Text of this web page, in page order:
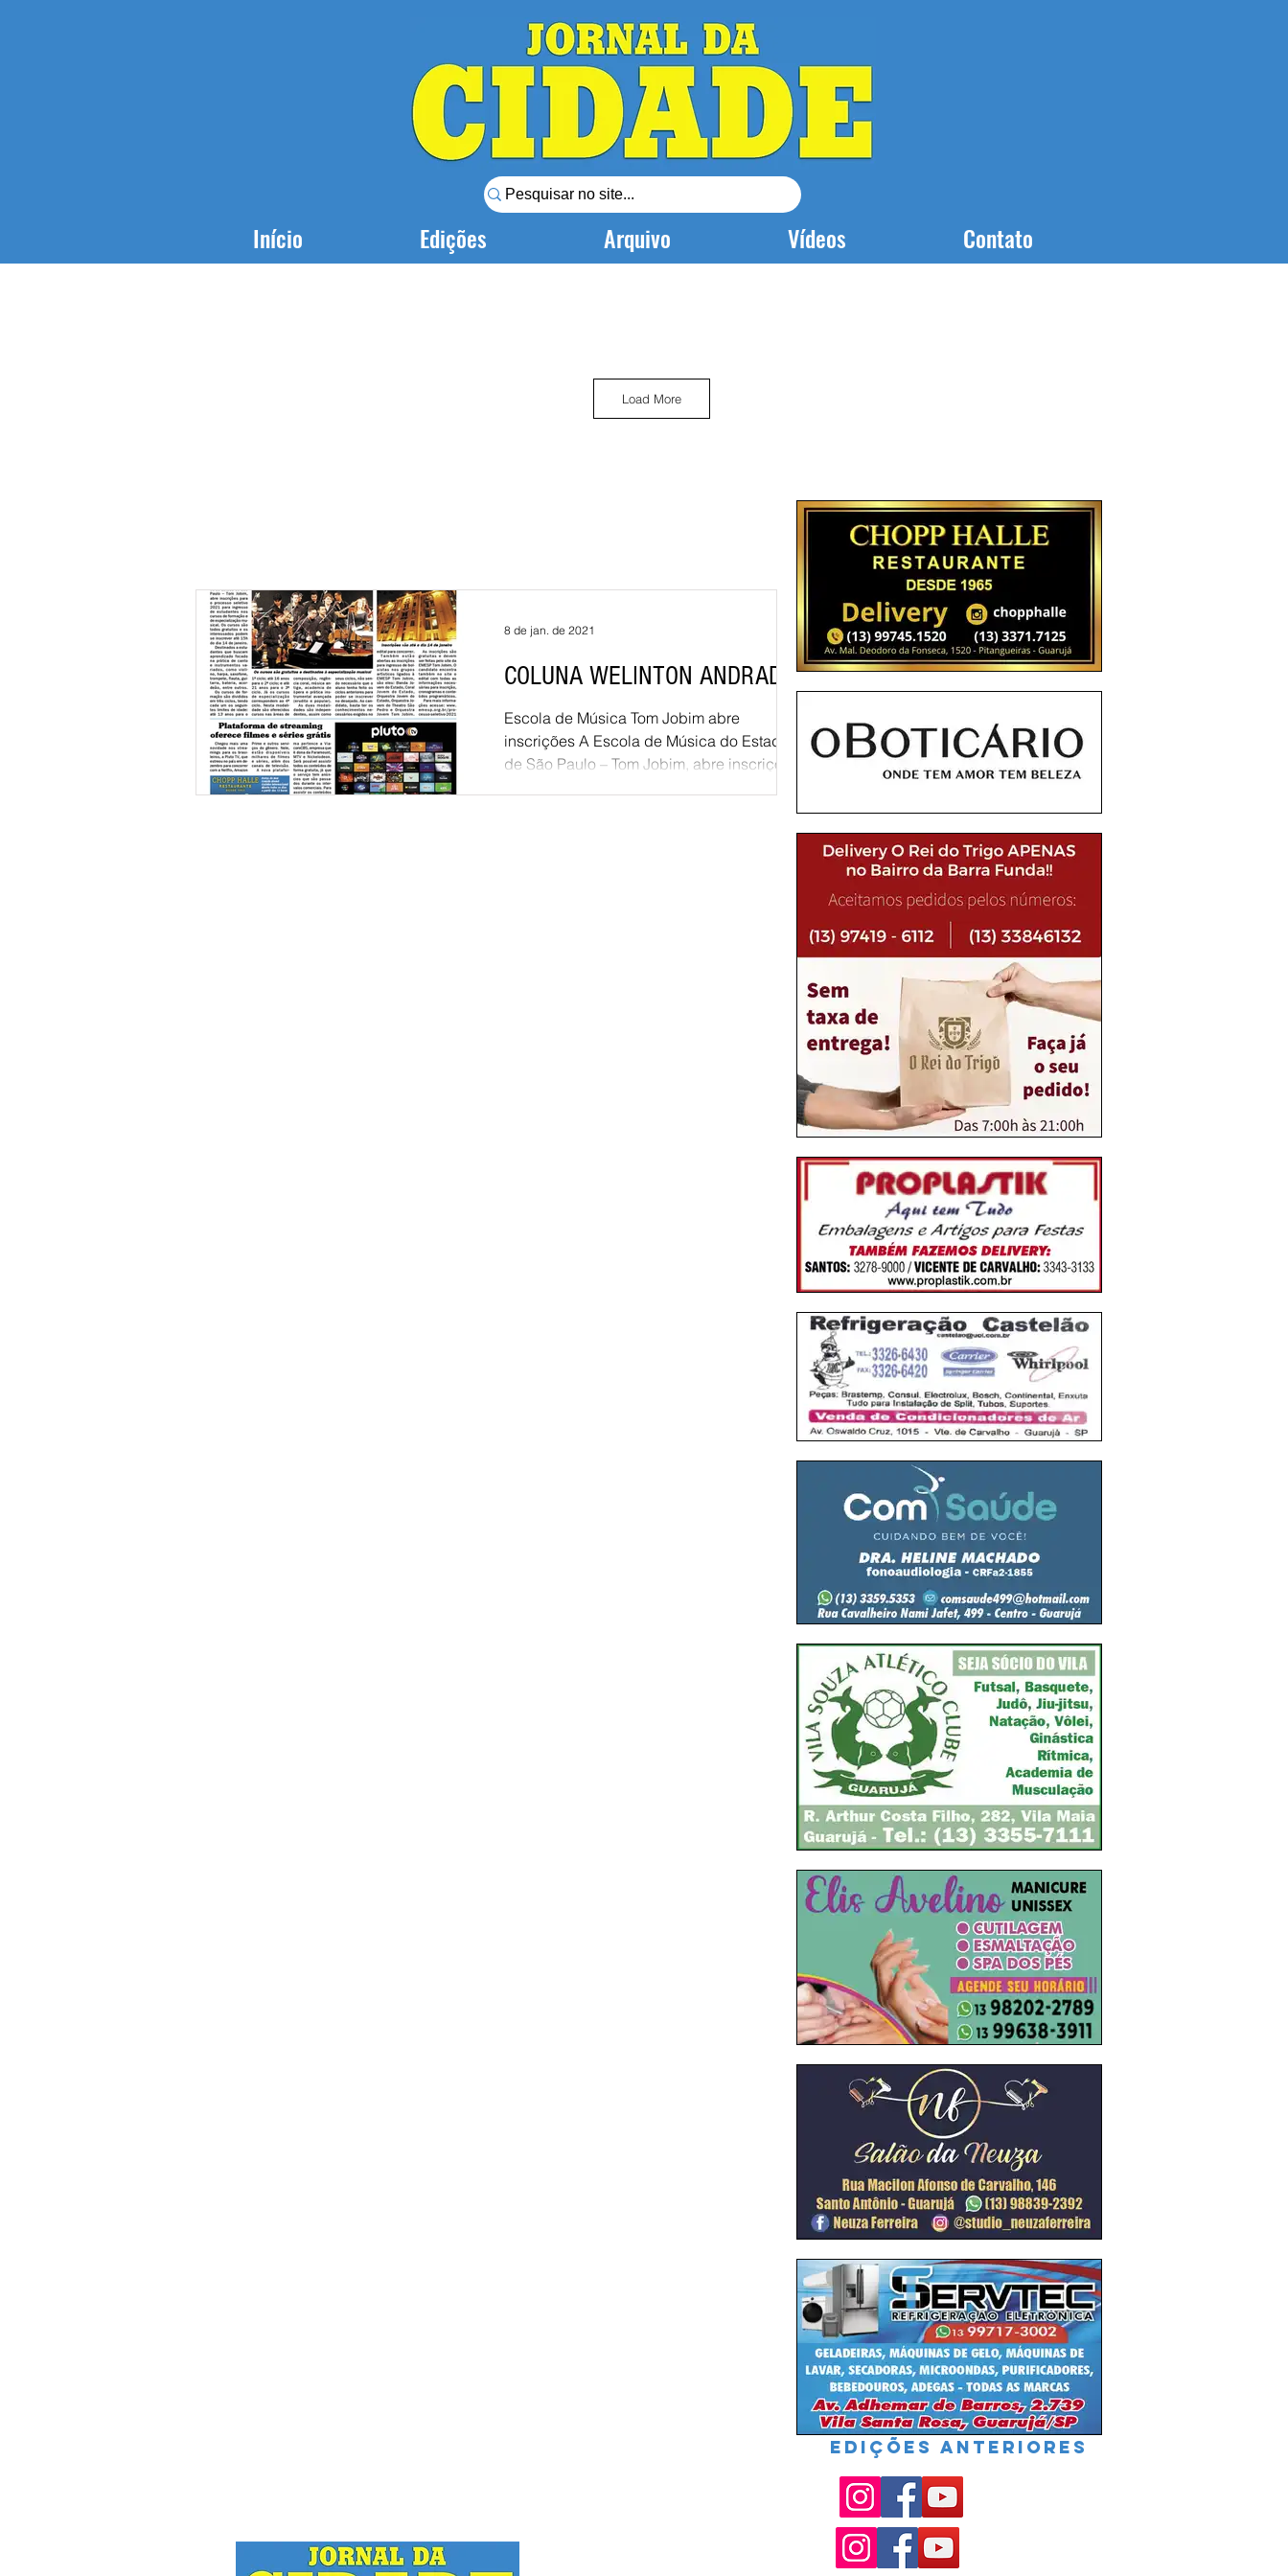
Início Edições Arquivo Vídeos Contato
Load More
COLUNA WELINTON ANDRADE
Escola de Música Tom Jobim abre
inscrições A Escola de Música do Estado
de São Paulo – Tom Jobim, abre inscrições
8 de jan. de 2021
EDIÇÕES ANTERIORES